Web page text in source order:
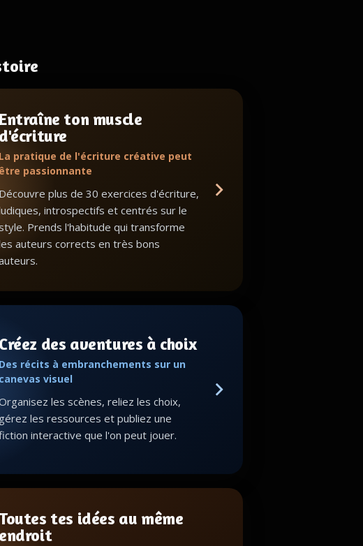
Entraîne ton muscle
d'écriture
La pratique de l'écriture créative peut
être passionnante
Découvre plus de 30 exercices d'écriture,
introspectifs et centrés sur le
Prends l'habitude qui transforme
auteurs corrects en très bons
Créez des aventures à choix
Des récits à embranchements sur un
canevas visuel
les scènes, reliez les choix,
gérez les ressources et publiez une
interactive que l'on peut jouer.
Toutes tes idées au même
endroit